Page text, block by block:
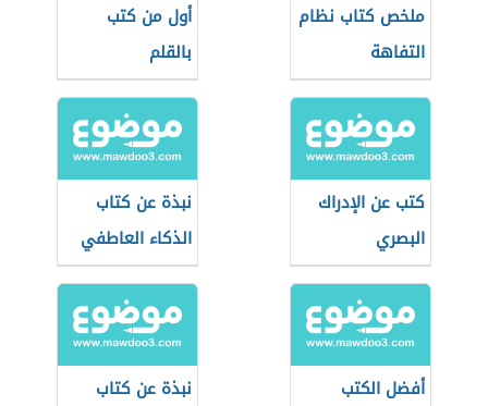
ملخص كتاب نظام
التفاهة
أول من كتب
بالقلم
كتب عن الإدراك
البصري
نبذة عن كتاب
الذكاء العاطفي
أفضل الكتب
نبذة عن كتاب